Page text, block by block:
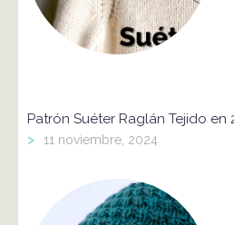
Patrón Suéter Raglán Tejido en
> 11 noviembre, 2024